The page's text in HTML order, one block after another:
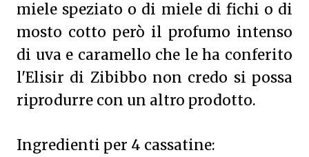
miele speziato o di miele di fichi o di
mosto cotto però il profumo intenso
di uva e caramello che le ha conferito
l'Elisir di Zibibbo non credo si possa
riprodurre con un altro prodotto.
Ingredienti per 4 cassatine: